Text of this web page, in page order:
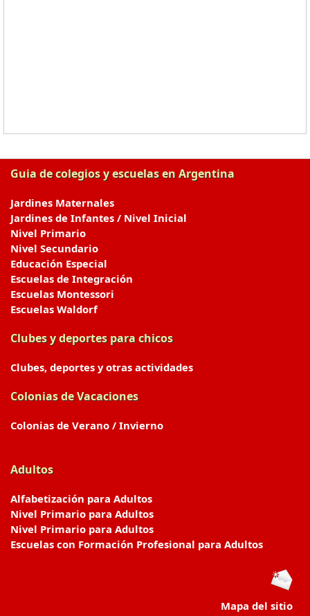
Guia de colegios y escuelas en Argentina
Jardines Maternales
Jardines de Infantes / Nivel Inicial
Nivel Primario
Nivel Secundario
Educación Especial
Escuelas de Integración
Escuelas Montessori
Escuelas Waldorf
Clubes y deportes para chicos
Clubes, deportes y otras actividades
Colonias de Vacaciones
Colonias de Verano / Invierno
Adultos
Alfabetización para Adultos
Nivel Primario para Adultos
Nivel Primario para Adultos
Escuelas con Formación Profesional para Adultos
Mapa del sitio